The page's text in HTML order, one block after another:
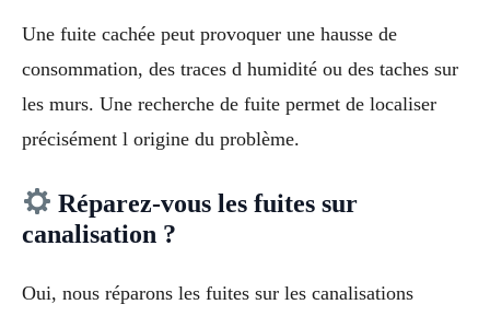
Une fuite cachée peut provoquer une hausse de
consommation, des traces d humidité ou des taches sur
les murs. Une recherche de fuite permet de localiser
précisément l origine du problème.
Réparez-vous les fuites sur
canalisation ?
Oui, nous réparons les fuites sur les canalisations